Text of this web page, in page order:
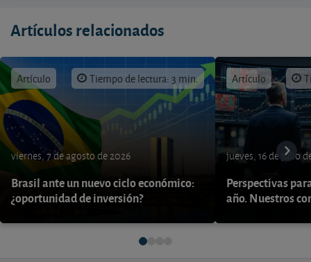
Artículos relacionados
Artículo Tiempo de lectura: 3 min.
viernes, 7 de agosto de 2026
Brasil ante un nuevo ciclo económico:
¿oportunidad de inversión?
Artículo
jueves, 16 de julio
Perspectivas
año. Nuestros